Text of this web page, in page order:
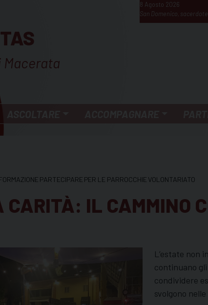
8 Agosto 2026
San Domenico, sacerdote
Macerata
PARTECIPARE PER LE PARROCCHIE VOLONTARIATO
IL CAMMINO
L’estate non
continuano
condividere
svolgono